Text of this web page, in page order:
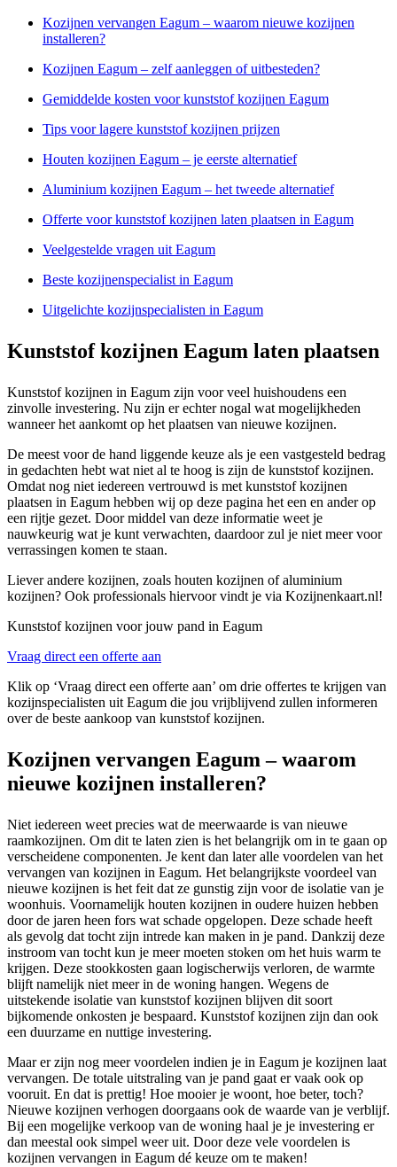
Kozijnen vervangen Eagum – waarom nieuwe kozijnen
installeren?
Kozijnen Eagum – zelf aanleggen of uitbesteden?
Gemiddelde kosten voor kunststof kozijnen Eagum
Tips voor lagere kunststof kozijnen prijzen
Houten kozijnen Eagum – je eerste alternatief
Aluminium kozijnen Eagum – het tweede alternatief
Offerte voor kunststof kozijnen laten plaatsen in Eagum
Veelgestelde vragen uit Eagum
Beste kozijnenspecialist in Eagum
Uitgelichte kozijnspecialisten in Eagum
Kunststof kozijnen Eagum laten plaatsen
Kunststof kozijnen in Eagum zijn voor veel huishoudens een
zinvolle investering. Nu zijn er echter nogal wat mogelijkheden
wanneer het aankomt op het plaatsen van nieuwe kozijnen.
De meest voor de hand liggende keuze als je een vastgesteld bedrag
in gedachten hebt wat niet al te hoog is zijn de kunststof kozijnen.
Omdat nog niet iedereen vertrouwd is met kunststof kozijnen
plaatsen in Eagum hebben wij op deze pagina het een en ander op
een rijtje gezet. Door middel van deze informatie weet je
nauwkeurig wat je kunt verwachten, daardoor zul je niet meer voor
verrassingen komen te staan.
Liever andere kozijnen, zoals houten kozijnen of aluminium
kozijnen? Ook professionals hiervoor vindt je via Kozijnenkaart.nl!
Kunststof kozijnen voor jouw pand in Eagum
Vraag direct een offerte aan
Klik op ‘Vraag direct een offerte aan’ om drie offertes te krijgen van
kozijnspecialisten uit Eagum die jou vrijblijvend zullen informeren
over de beste aankoop van kunststof kozijnen.
Kozijnen vervangen Eagum – waarom
nieuwe kozijnen installeren?
Niet iedereen weet precies wat de meerwaarde is van nieuwe
raamkozijnen. Om dit te laten zien is het belangrijk om in te gaan op
verscheidene componenten. Je kent dan later alle voordelen van het
vervangen van kozijnen in Eagum. Het belangrijkste voordeel van
nieuwe kozijnen is het feit dat ze gunstig zijn voor de isolatie van je
woonhuis. Voornamelijk houten kozijnen in oudere huizen hebben
door de jaren heen fors wat schade opgelopen. Deze schade heeft
als gevolg dat tocht zijn intrede kan maken in je pand. Dankzij deze
instroom van tocht kun je meer moeten stoken om het huis warm te
krijgen. Deze stookkosten gaan logischerwijs verloren, de warmte
blijft namelijk niet meer in de woning hangen. Wegens de
uitstekende isolatie van kunststof kozijnen blijven dit soort
bijkomende onkosten je bespaard. Kunststof kozijnen zijn dan ook
een duurzame en nuttige investering.
Maar er zijn nog meer voordelen indien je in Eagum je kozijnen laat
vervangen. De totale uitstraling van je pand gaat er vaak ook op
vooruit. En dat is prettig! Hoe mooier je woont, hoe beter, toch?
Nieuwe kozijnen verhogen doorgaans ook de waarde van je verblijf.
Bij een mogelijke verkoop van de woning haal je je investering er
dan meestal ook simpel weer uit. Door deze vele voordelen is
kozijnen vervangen in Eagum dé keuze om te maken!